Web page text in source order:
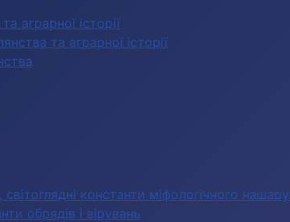
аграрної історії
та аграрної історії
константи міфологічного
обрядів і вірувань